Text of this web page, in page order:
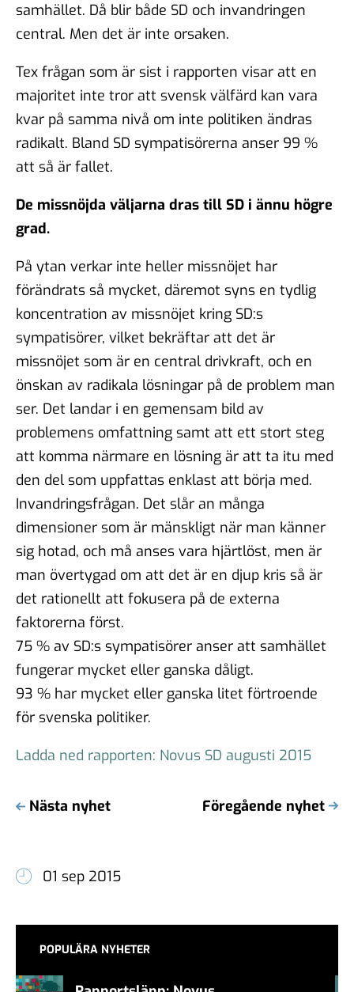
samhället. Då blir både SD och invandringen
central. Men det är inte orsaken.
Tex frågan som är sist i rapporten visar att en
majoritet inte tror att svensk välfärd kan vara
kvar på samma nivå om inte politiken ändras
radikalt. Bland SD sympatisörerna anser 99 %
att så är fallet.
De missnöjda väljarna dras till SD i ännu högre
grad.
På ytan verkar inte heller missnöjet har
förändrats så mycket, däremot syns en tydlig
koncentration av missnöjet kring SD:s
sympatisörer, vilket bekräftar att det är
missnöjet som är en central drivkraft, och en
önskan av radikala lösningar på de problem man
ser. Det landar i en gemensam bild av
problemens omfattning samt att ett stort steg
att komma närmare en lösning är att ta itu med
den del som uppfattas enklast att börja med.
Invandringsfrågan. Det slår an många
dimensioner som är mänskligt när man känner
sig hotad, och må anses vara hjärtlöst, men är
man övertygad om att det är en djup kris så är
det rationellt att fokusera på de externa
faktorerna först.
75 % av SD:s sympatisörer anser att samhället
fungerar mycket eller ganska dåligt.
93 % har mycket eller ganska litet förtroende
för svenska politiker.
Ladda ned rapporten: Novus SD augusti 2015
Nästa nyhet Föregående nyhet
01 sep 2015
POPULÄRA NYHETER